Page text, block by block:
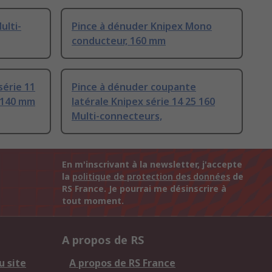
Pince à dénuder Knipex Mono
conducteur, 160 mm
11
mm
Pince à dénuder coupante
latérale Knipex série 14 25 160
Multi-connecteurs,
En m'inscrivant à la newsletter, j'accepte
la politique de protection des données de
RS France. Je pourrai me désinscrire à
tout moment.
site
A propos de RS
A propos de RS France